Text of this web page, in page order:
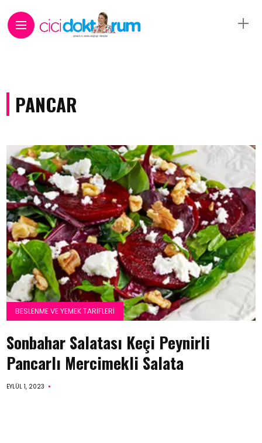
PANCAR
BESLENME VE YEMEK TARIFLERI
Sonbahar Salatası Keçi Peynirli
Pancarlı Mercimekli Salata
EYLÜL 1, 2023